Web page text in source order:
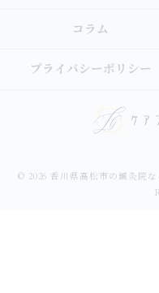
コラム
プライバシーポリシー
© 2026 香川県高松市の鍼灸院